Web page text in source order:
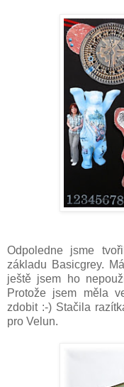
Odpoledne jsme
základu Basicgrey.
ještě jsem ho
Protože jsem měla
zdobit :-) Stačila
pro Velun.